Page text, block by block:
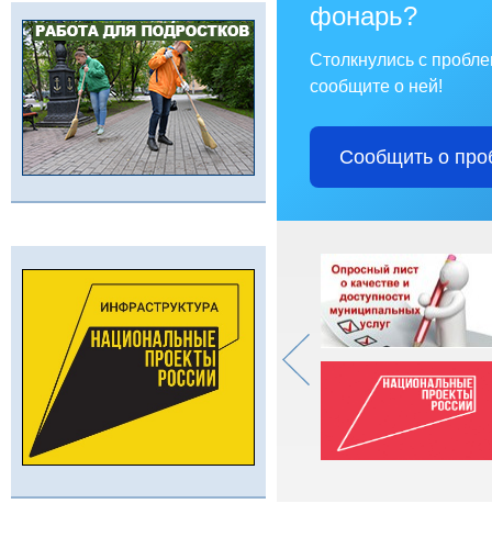
фонарь?
Столкнулись с
сообщите о ней!
Сообщить о